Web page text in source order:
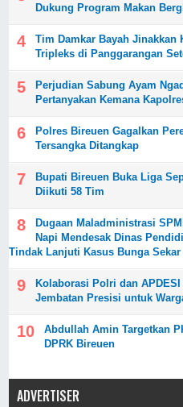
Dukung Program Makan
Tim Damkar Bayah Jinakkan
Tripleks di Panggarangan
Perjudian Sabung Ayam
Pertanyakan Kemana
Polres Bireuen Gagalkan
Tersangka Ditangkap
Bupati Bireuen Buka Liga
Diikuti 58 Tim
Dugaan Maladministrasi
Napi Mendesak Dinas
Tindak Lanjuti Kasus Bunga
Kolaborasi Polri dan
Jembatan Presisi untuk
Abdullah Amin Targetkan
DPRK Bireuen
ADVERTISER